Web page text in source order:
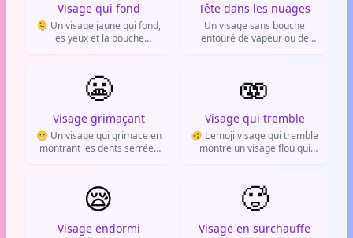
Visage qui fond
🫠 Un visage jaune qui fond,
les yeux et la bouche
un malaise intense.
Tête dans les nuages
Un visage sans bouche
entouré de vapeur ou de
extrême, de confusion ou de
rêverie.
😬
Visage grimaçant
😬 Un visage qui grimace en
montrant les dents serrées
ou une situation
inconfortable.
🫨
Visage qui tremble
🫨 L'emoji visage qui tremble
montre un visage flou qui
forte ou la stupéfaction.
😪
Visage endormi
🥵
Visage en surchauffe